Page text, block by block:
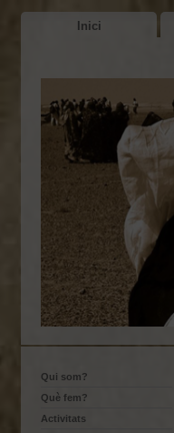
Inici
Qui som?
Què fem?
Activitats